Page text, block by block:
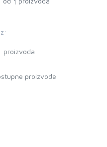
1
proizvoda
proizvode